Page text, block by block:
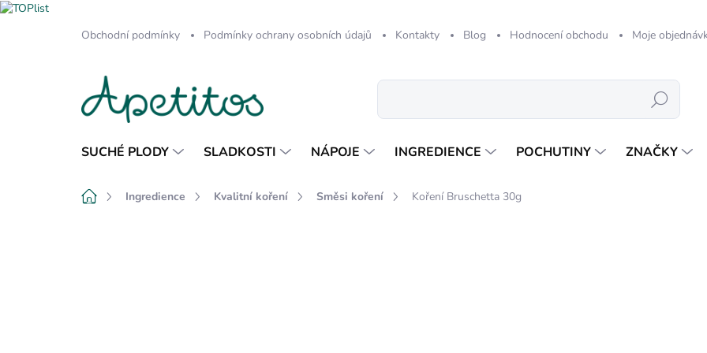
Obchodní podmínky Podmínky ochrany osobních údajů Kontakty Blog Hodnocení obchodu Moje
Hledat
SUCHÉ PLODY SLADKOSTI NÁPOJE INGREDIENCE POCHUTINY ZNAČKY
DomůIngredience Kvalitní koření Směsi koření Koření Bruschetta 30g